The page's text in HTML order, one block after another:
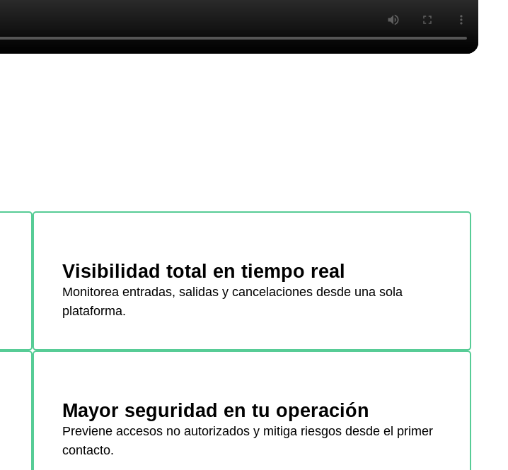
Visibilidad total en tiempo real
Monitorea entradas, salidas y cancelaciones desde una sola
plataforma.
Mayor seguridad en tu operación
Previene accesos no autorizados y mitiga riesgos desde el primer
contacto.